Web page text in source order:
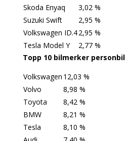
Skoda Enyaq
3,02 %
Suzuki Swift
2,95 %
Volkswagen ID.42,95 %
Tesla Model Y
2,77 %
Topp 10 bilmerker personbil
Volkswagen 12,03 %
Volvo
8,98 %
Toyota
8,42 %
BMW
8,21 %
Tesla
8,10 %